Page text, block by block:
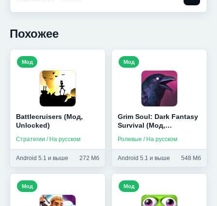
Похожее
Battlecruisers (Мод,
Unlocked)
Стратегии / На русском
Android 5.1 и выше 272 Мб
Мод
Grim Soul: Dark Fantasy
Survival (Мод,
Ролевые / На русском
Android 5.1 и выше 548 Мб
Мод
Мод Мод